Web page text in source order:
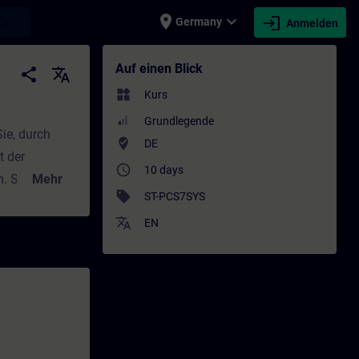
place Germany expand_more login Anmelden
- Schulung - Weiterbildung | SITRAIN
share
translate
durch
der
Sie
Mehr
Auf einen Blick
widgets Kurs
Grundlegende
where_to_vote DE
access_time 10 days
sell ST-PCS7SYS
translate EN